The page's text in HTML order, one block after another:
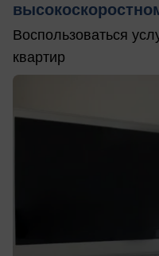
Воспользоваться
квартир